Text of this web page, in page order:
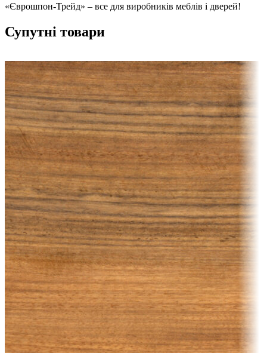
«Єврошпон-Трейд» – все для виробників меблів і дверей!
Супутні товари